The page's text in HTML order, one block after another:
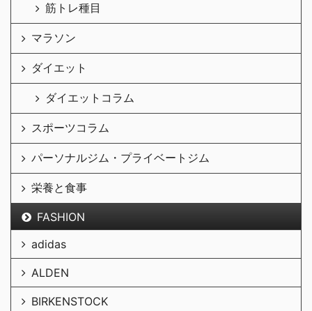
筋トレ種目
マラソン
ダイエット
ダイエットコラム
スポーツコラム
パーソナルジム・プライベートジム
栄養と食事
FASHION
adidas
ALDEN
BIRKENSTOCK